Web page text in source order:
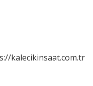
kalecikinsaat.com.tr